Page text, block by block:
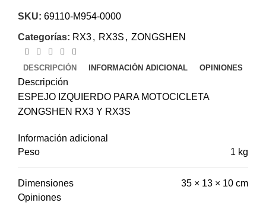
SKU: 69110-M954-0000
Categorías: RX3, RX3S , ZONGSHEN
DESCRIPCIÓN INFORMACIÓN ADICIONAL OPINIONES
Descripción
ESPEJO IZQUIERDO PARA MOTOCICLETA
ZONGSHEN RX3 Y RX3S
Información adicional
Peso
1 kg
Dimensiones
35 × 13 × 10 cm
Opiniones